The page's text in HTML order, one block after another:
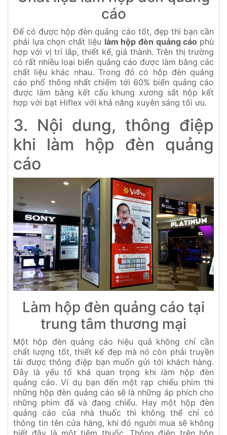
cáo
Để có được hộp đèn quảng cáo tốt, đẹp thì bạn cần
phải lựa chọn chất liệu làm hộp đèn quảng cáo phù
hợp với vị trí lắp, thiết kế, giá thành. Trên thị trường
có rất nhiều loại biển quảng cáo được làm bằng các
chất liệu khác nhau. Trong đó có hộp đèn quảng
cáo phổ thông nhất chiếm tới 60% biển quảng cáo
được làm bằng kết cấu khung xương sắt hộp kết
hợp với bạt Hiflex với khả năng xuyên sáng tối ưu.
3. Nội dung, thông điệp
khi làm hộp đèn quảng
cáo
Làm hộp đèn quảng cáo tại
trung tâm thương mại
Một hộp đèn quảng cáo hiệu quả không chỉ cần
chất lượng tốt, thiết kế đẹp mà nó còn phải truyền
tải được thông điệp bạn muốn gửi tới khách hàng.
Đây là yếu tố khá quan trọng khi làm hộp đèn
quảng cáo. Ví dụ bạn đến một rạp chiếu phim thì
những hộp đèn quảng cáo sẽ là những áp phích cho
những phim đã và đang chiếu. Hay một hộp đèn
quảng cáo của nhà thuốc thì không thể chỉ có
thông tin tên cửa hàng, khi đó người mua sẽ không